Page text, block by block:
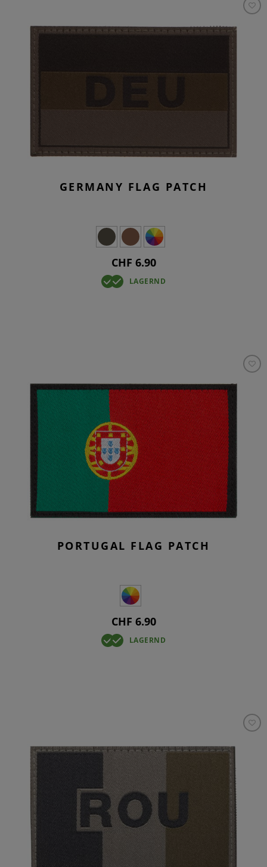
GERMANY FLAG PATCH
CHF 6.90
LAGERND
PORTUGAL FLAG PATCH
CHF 6.90
LAGERND